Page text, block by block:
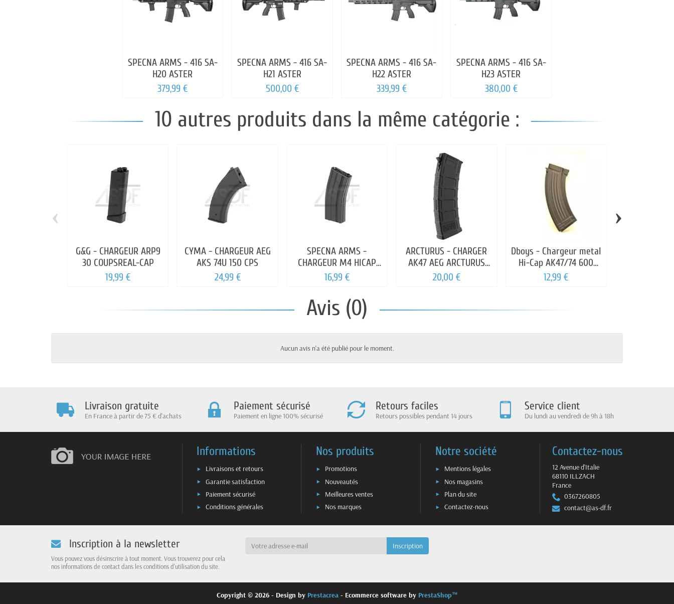
SPECNA ARMS - 416 SA-
H20 ASTER
379,99 €
SPECNA ARMS - 416 SA-
H21 ASTER
500,00 €
SPECNA ARMS - 416 SA-
H22 ASTER
339,99 €
SPECNA ARMS - 416 SA-
H23 ASTER
380,00 €
10 autres produits dans la même catégorie :
G&G - CHARGEUR ARP9
30 COUPSREAL-CAP
19,99 €
CYMA - CHARGEUR AEG
AKS 74U 150 CPS
24,99 €
SPECNA ARMS -
CHARGEUR M4 HICAP
300 BILLES NOIR
16,99 €
ARCTURUS - CHARGER
AK47 AEG ARCTURUS
DMAG 30/135 BBs
20,00 €
Dboys - Chargeur metal
Hi-Cap AK47/74 600
billes
12,99 €
‹ ›
Avis (0)
Aucun avis n'a été publié pour le moment.
Livraison gratuite
En France à partir de 75 € d'achats
Paiement sécurisé
Paiement en ligne 100% sécurisé
Retours faciles
Retours possibles pendant 14 jours
Service client
Du lundi au vendredi de 9h à 18h
Informations
Livraisons et retours
Garantie satisfaction
Paiement sécurisé
Conditions générales
Nos produits
Promotions
Nouveautés
Meilleures ventes
Nos marques
Notre société
Mentions légales
Nos magasins
Plan du site
Contactez-nous
Contactez-nous
12 Avenue d'Italie
68110 ILLZACH
France
0367260805
contact@as-df.fr
Inscription à la newsletter
Vous pouvez vous désinscrire à tout moment. Vous trouverez pour cela
nos informations de contact dans les conditions d'utilisation du site.
Copyright © 2026 - Design by Prestacrea - Ecommerce software by PrestaShop™